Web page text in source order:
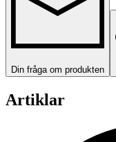
Din fråga om produkten
Artiklar